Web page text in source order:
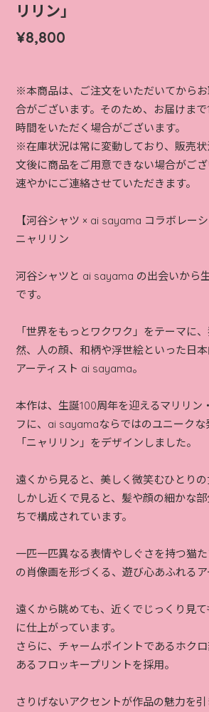
リリン」
¥8,800
※本商品は、ご注文をいただいてから
合がございます。そのため、お届けま
時間をいただく場合がございます。
※在庫状況は常に変動しており、販売
文後に商品をご用意できない場合がご
速やかにご連絡させていただきます。
【河谷シャツ × ai sayama コラボレーシ
ニャリリン
河谷シャツと ai sayama の出会いから
です。
「世界をもっとワクワク」をテーマに
然、人の顔、和柄や浮世絵といった日
アーティスト ai sayama。
本作は、生誕100周年を迎えるマリリン
フに、ai sayamaならではのユニーク
「ニャリリン」をデザインしました。
遠くから見ると、美しく微笑むひとりの
しかし近くで見ると、髪や顔の細かな
ちで構成されています。
一匹一匹異なる表情やしぐさを持つ猫
の肖像画を形づくる、遊び心あふれるア
遠くから眺めても、近くでじっくり見
に仕上がっています。
さらに、チャームポイントであるホク
あるフロッキープリントを採用。
さりげないアクセントが作品の魅力を引